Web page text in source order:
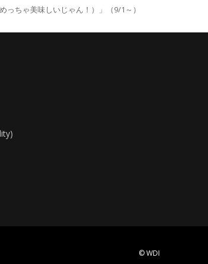
ちゃ美味しいじゃん！）」（9/1～）
)
© WDI